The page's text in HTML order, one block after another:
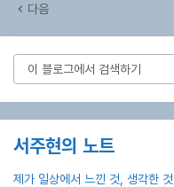
다음
서주현의 노트
제가 일상에서 느낀 것, 생각한 것